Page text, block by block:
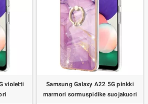
violetti
Samsung Galaxy A22 5G pinkki
marmori sormuspidike suojakuori